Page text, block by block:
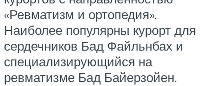
«Ревматизм и ортопедия».
Наиболее популярны курорт для
сердечников Бад Файльнбах и
специализирующийся на
ревматизме Бад Байерзойен.